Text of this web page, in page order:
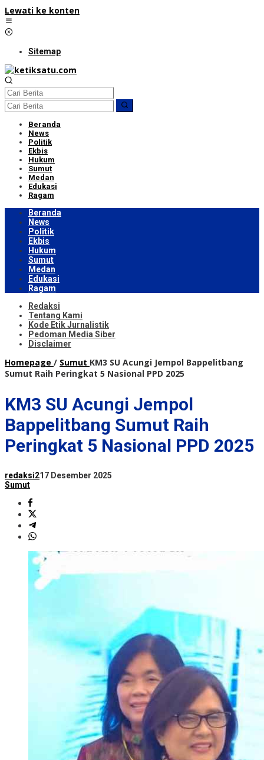
Lewati ke konten
Sitemap
Beranda
News
Politik
Ekbis
Hukum
Sumut
Medan
Edukasi
Ragam
Beranda
News
Politik
Ekbis
Hukum
Sumut
Medan
Edukasi
Ragam
Redaksi
Tentang Kami
Kode Etik Jurnalistik
Pedoman Media Siber
Disclaimer
Homepage / Sumut KM3 SU Acungi Jempol Bappelitbang
Sumut Raih Peringkat 5 Nasional PPD 2025
KM3 SU Acungi Jempol
Bappelitbang Sumut Raih
Peringkat 5 Nasional PPD 2025
redaksi217 Desember 2025
Sumut